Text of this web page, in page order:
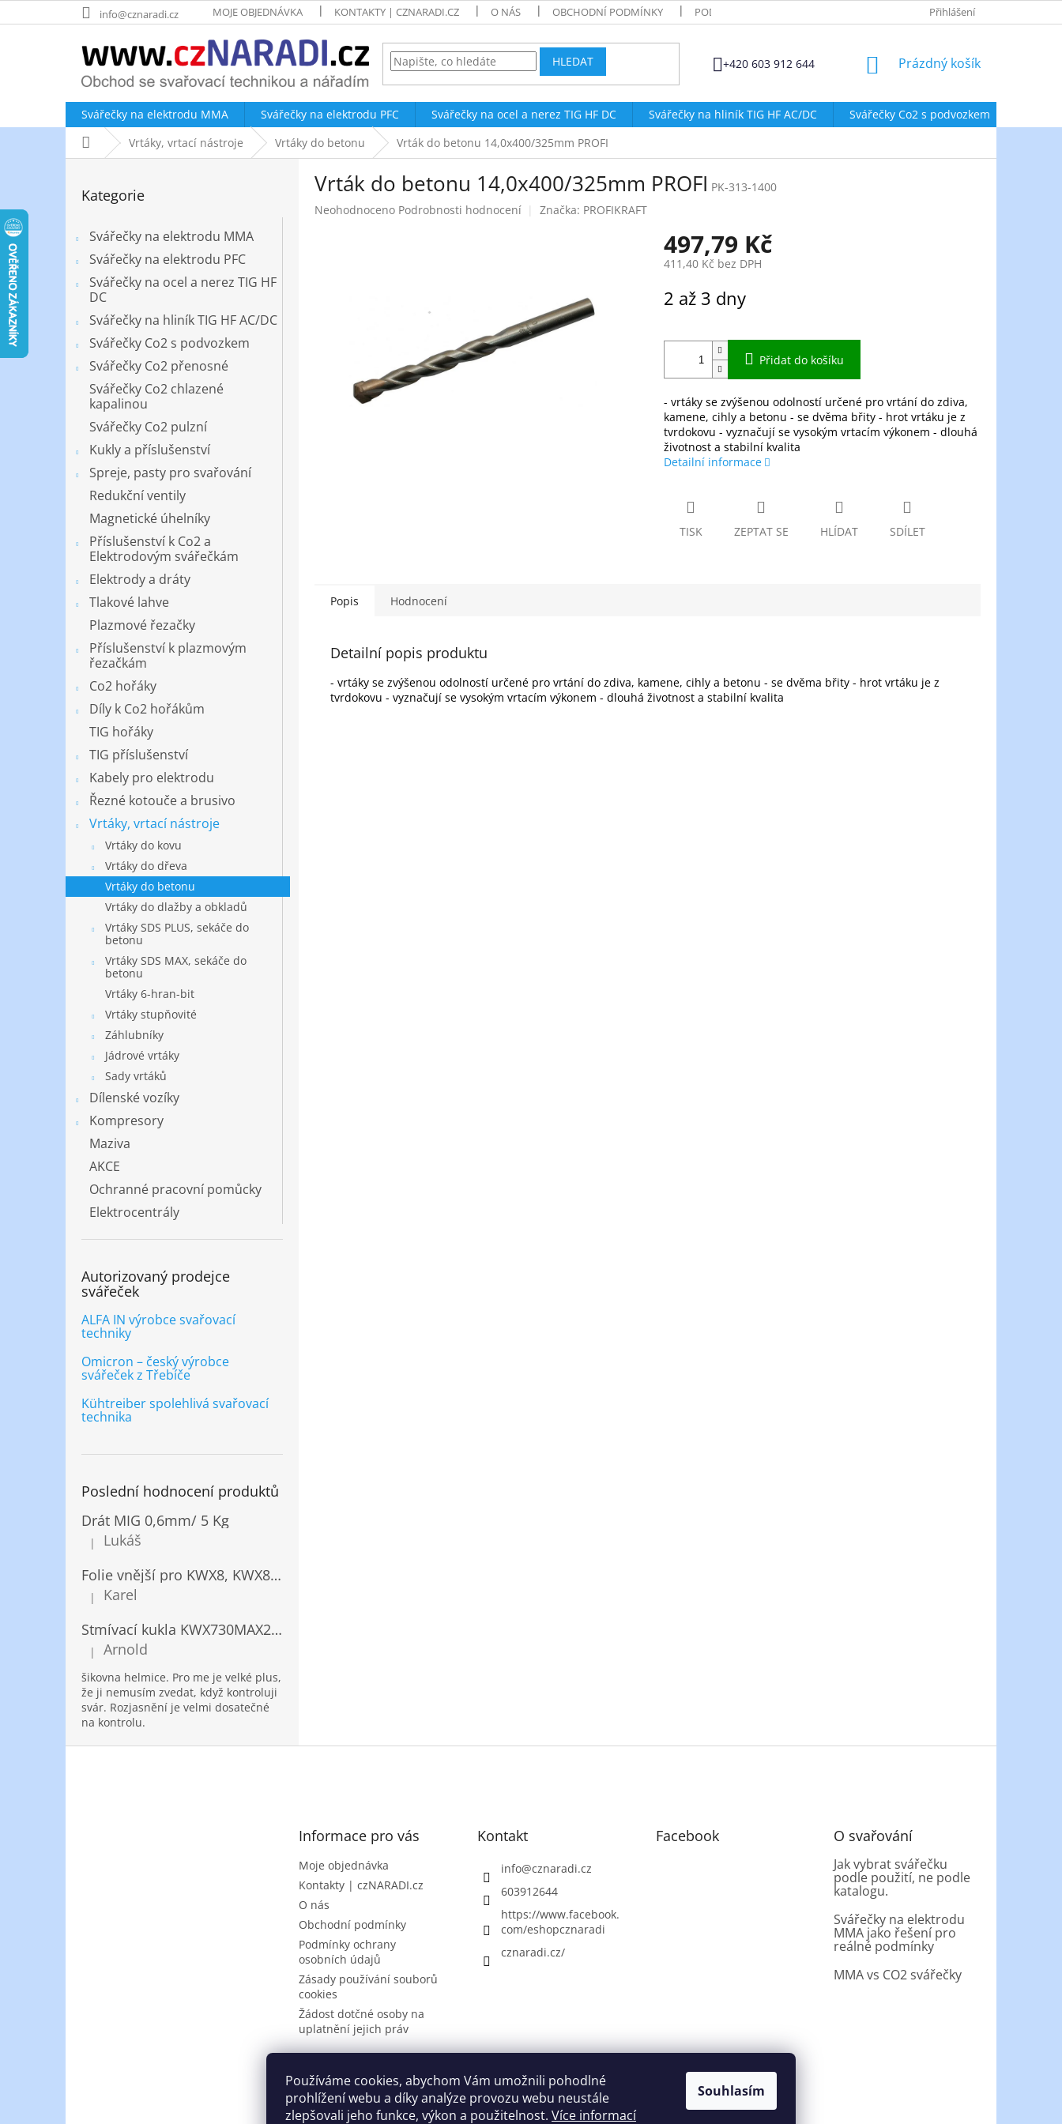
Používáme cookies, abychom Vám umožnili pohodlné
prohlížení webu a díky analýze provozu webu neustále
zlepšovali jeho funkce, výkon a použitelnost. Více informací
Souhlasím
na
info@cznaradi.cz MOJE OBJEDNÁVKA KONTAKTY | CZNARADI.CZ O NÁS OBCHODNÍ PODMÍNKY PODMÍNKY OCHRANY OSOBNÍCH ÚDAJŮ ZÁSADY POUŽÍVÁNÍ
Přihlášení
HLEDAT +420 603 912 644
NÁKUPNÍ
Prázdný košík
Svářečky na elektrodu MMA Svářečky na elektrodu PFC Svářečky na ocel a nerez TIG HF DC Svářečky na hliník TIG HF AC/DC Svářečky Co2 s podvozkem
Domů Vrtáky, vrtací nástroje Vrtáky do betonu Vrták do betonu 14,0x400/325mm PROFI
kategorie
Kategorie
Svářečky na elektrodu MMA
Svářečky na elektrodu PFC
Svářečky na ocel a nerez TIG HF
DC
Svářečky na hliník TIG HF AC/DC
Svářečky Co2 s podvozkem
Svářečky Co2 přenosné
Svářečky Co2 chlazené
kapalinou
Svářečky Co2 pulzní
Kukly a příslušenství
Spreje, pasty pro svařování
Redukční ventily
Magnetické úhelníky
Příslušenství k Co2 a
Elektrodovým svářečkám
Elektrody a dráty
Tlakové lahve
Plazmové řezačky
Příslušenství k plazmovým
řezačkám
Co2 hořáky
Díly k Co2 hořákům
TIG hořáky
TIG příslušenství
Kabely pro elektrodu
Řezné kotouče a brusivo
Vrtáky, vrtací nástroje
Vrtáky do kovu
Vrtáky do dřeva
Vrtáky do betonu
Vrtáky do dlažby a obkladů
Vrtáky SDS PLUS, sekáče do
betonu
Vrtáky SDS MAX, sekáče do
betonu
Vrtáky 6-hran-bit
Vrtáky stupňovité
Záhlubníky
Jádrové vrtáky
Sady vrtáků
Dílenské vozíky
Kompresory
Maziva
AKCE
Ochranné pracovní pomůcky
Elektrocentrály
Autorizovaný prodejce
svářeček
ALFA IN výrobce svařovací
techniky
Omicron – český výrobce
svářeček z Třebíče
Kühtreiber spolehlivá svařovací
technika
Poslední hodnocení produktů
Drát MIG 0,6mm/ 5 Kg
Hodnocení produktu je 5 z 5 hvězdiček.
|
Lukáš
Folie vnější pro KWX8, KWX820/ 10ks
Hodnocení produktu je 5 z 5 hvězdiček.
|
Karel
Stmívací kukla KWX730MAX2,5!® + NANOClean
Hodnocení produktu je 5 z 5 hvězdiček.
| Arnold
šikovna helmice. Pro me je velké plus,
že ji nemusím zvedat, když kontroluji
svár. Rozjasnění je velmi dosatečné
na kontrolu.
Vrták do betonu 14,0x400/325mm PROFI PK-313-1400
Průměrné
Neohodnoceno Podrobnosti hodnocení Značka: PROFIKRAFT
497,79 Kč
411,40 Kč bez DPH
cena:
2 až 3 dny
Přidat do košíku
- vrtáky se zvýšenou odolností určené pro vrtání do zdiva,
kamene, cihly a betonu - se dvěma břity - hrot vrtáku je z
tvrdokovu - vyznačují se vysokým vrtacím výkonem - dlouhá
životnost a stabilní kvalita
Detailní informace
TISK ZEPTAT SE HLÍDAT SDÍLET
Popis Hodnocení
Detailní popis produktu
- vrtáky se zvýšenou odolností určené pro vrtání do zdiva, kamene, cihly a betonu - se dvěma břity - hrot vrtáku je z
tvrdokovu - vyznačují se vysokým vrtacím výkonem - dlouhá životnost a stabilní kvalita
Informace pro vás
Moje objednávka
Kontakty | czNARADI.cz
O nás
Obchodní podmínky
Podmínky ochrany
osobních údajů
Zásady používání souborů
cookies
Žádost dotčné osoby na
uplatnění jejich práv
Kontakt
info@cznaradi.cz
603912644
https://www.facebook.
com/eshopcznaradi
cznaradi.cz/
Facebook O svařování
Jak vybrat svářečku
podle použití, ne podle
katalogu.
Svářečky na elektrodu
MMA jako řešení pro
reálné podmínky
MMA vs CO2 svářečky
Možnosti doručení Nakupovani Možností platby Výběr svářečky